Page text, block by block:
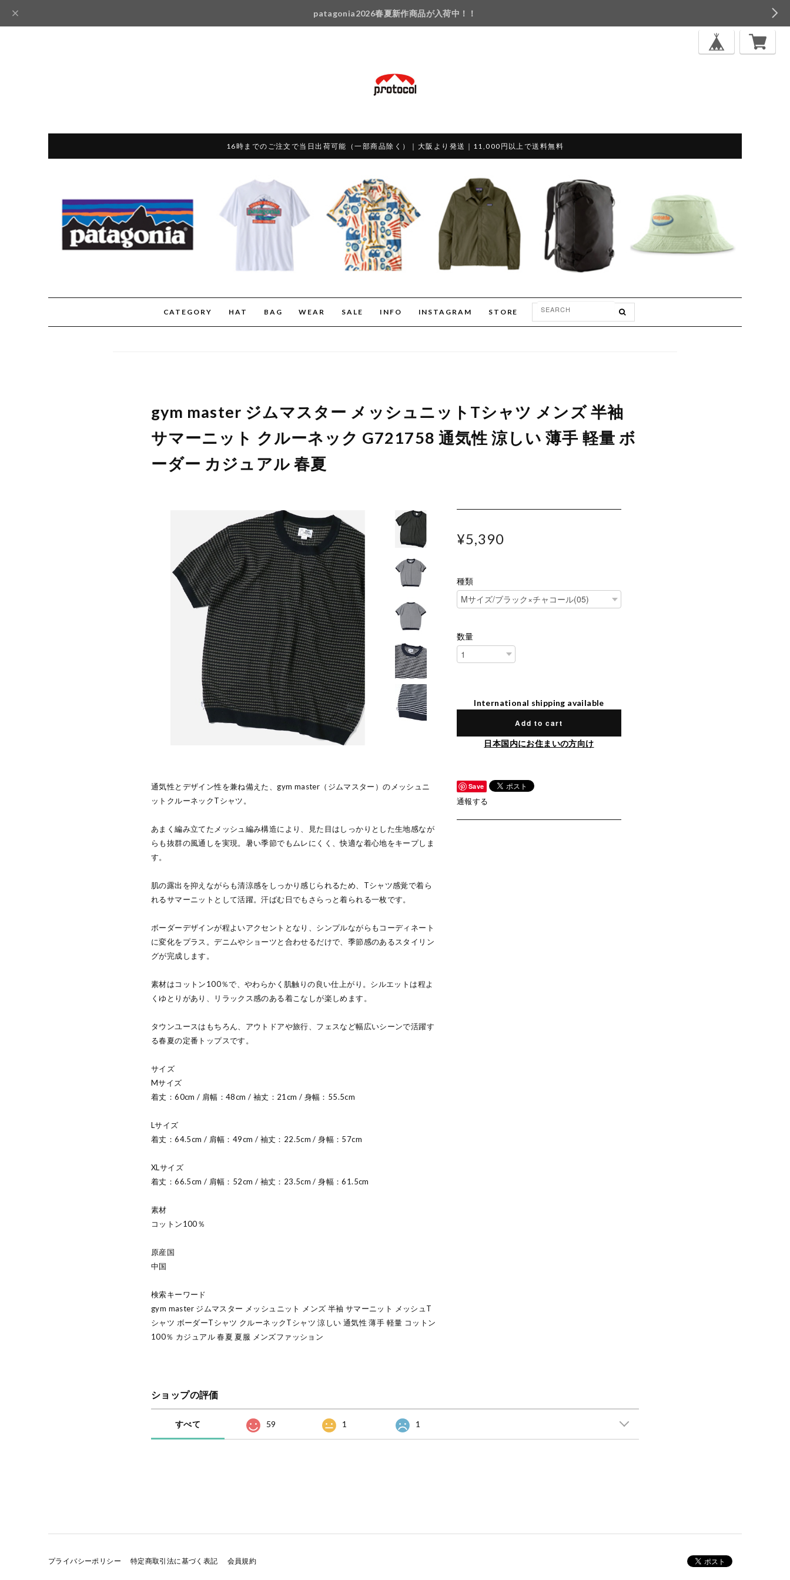
patagonia2026春夏新作商品が入荷中！！
16時までのご注文で当日出荷可能（一部商品除く）｜大阪より発送｜11,000円以上で送料無料
CATEGORY HAT BAG WEAR SALE INFO INSTAGRAM STORE
gym master ジムマスター メッシュニットTシャツ メンズ 半袖
サマーニット クルーネック G721758 通気性 涼しい 薄手 軽量 ボ
ーダー カジュアル 春夏
通気性とデザイン性を兼ね備えた、gym master（ジムマスター）のメッシュニ
ットクルーネックTシャツ。
あまく編み立てたメッシュ編み構造により、見た目はしっかりとした生地感なが
らも抜群の風通しを実現。暑い季節でもムレにくく、快適な着心地をキープしま
す。
肌の露出を抑えながらも清涼感をしっかり感じられるため、Tシャツ感覚で着ら
れるサマーニットとして活躍。汗ばむ日でもさらっと着られる一枚です。
ボーダーデザインが程よいアクセントとなり、シンプルながらもコーディネート
に変化をプラス。デニムやショーツと合わせるだけで、季節感のあるスタイリン
グが完成します。
素材はコットン100％で、やわらかく肌触りの良い仕上がり。シルエットは程よ
くゆとりがあり、リラックス感のある着こなしが楽しめます。
タウンユースはもちろん、アウトドアや旅行、フェスなど幅広いシーンで活躍す
る春夏の定番トップスです。
サイズ
Mサイズ
着丈：60cm / 肩幅：48cm / 袖丈：21cm / 身幅：55.5cm
Lサイズ
着丈：64.5cm / 肩幅：49cm / 袖丈：22.5cm / 身幅：57cm
XLサイズ
着丈：66.5cm / 肩幅：52cm / 袖丈：23.5cm / 身幅：61.5cm
素材
コットン100％
原産国
中国
検索キーワード
gym master ジムマスター メッシュニット メンズ 半袖 サマーニット メッシュT
シャツ ボーダーTシャツ クルーネックTシャツ 涼しい 通気性 薄手 軽量 コットン
100％ カジュアル 春夏 夏服 メンズファッション
¥5,390
種類
数量
International shipping available
Add to cart
日本国内にお住まいの方向け
Save
通報する
ショップの評価
すべて 59 1 1
プライバシーポリシー 特定商取引法に基づく表記 会員規約